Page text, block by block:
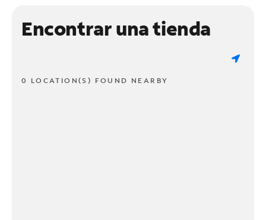
Encontrar una tienda
0 LOCATION(S) FOUND NEARBY